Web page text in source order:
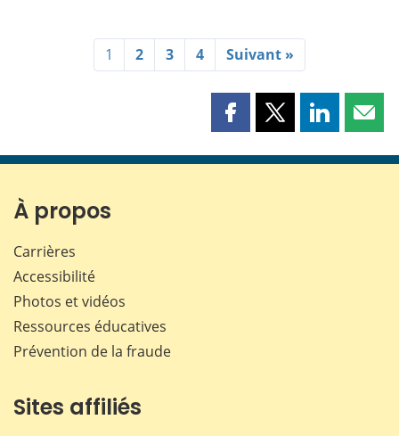
1 2 3 4 Suivant »
Partager
page
Partager
page
Partager
page page
À propos
Carrières
Accessibilité
Photos et vidéos
Ressources éducatives
Prévention de la fraude
Sites affiliés